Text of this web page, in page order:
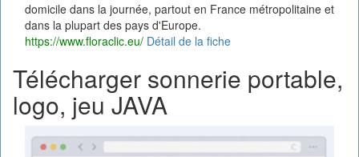
domicile dans la journée, partout en France métropolitaine et
dans la plupart des pays d'Europe.
https://www.floraclic.eu/ Détail de la fiche
Télécharger sonnerie portable,
logo, jeu JAVA